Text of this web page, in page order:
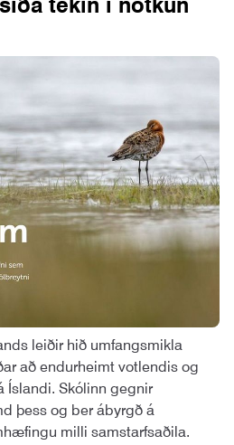
leiðir hið umfangsmikla
að endurheimt votlendis og
Íslandi. Skólinn gegnir
þess og ber ábyrgð á
milli samstarfsaðila.